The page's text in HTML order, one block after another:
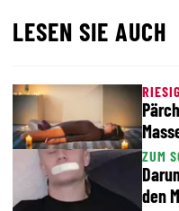
LESEN SIE AUCH
ZUM
den